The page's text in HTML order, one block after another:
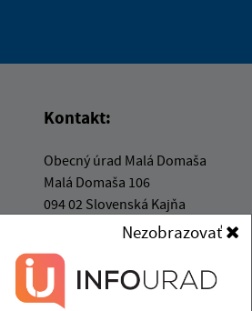
Nezobrazovať
Kontakt:
Obecný úrad Malá Domaša
Malá Domaša 106
094 02 Slovenská Kajňa
info@maladomasa.sk
+421 57 488 54 70
IČO: 00332534